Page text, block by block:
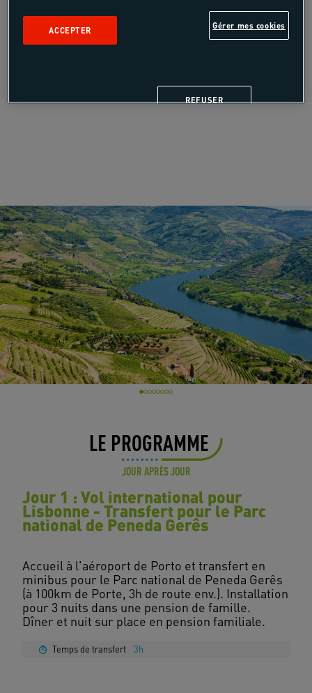
LE PROGRAMME
JOUR APRÈS JOUR
Jour 1 : Vol international pour
Lisbonne - Transfert pour le Parc
national de Peneda Gerês
Accueil à l'aéroport de Porto et transfert en
minibus pour le Parc national de Peneda Gerês
(à 100km de Porte, 3h de route env.). Installation
pour 3 nuits dans une pension de famille.
Temps de transfert 3h
Gérer mes cookies
REFUSER
ACCEPTER